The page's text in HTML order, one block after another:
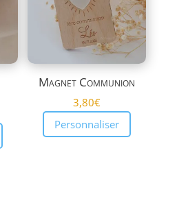
Magnet Communion
3,80€
Personnaliser